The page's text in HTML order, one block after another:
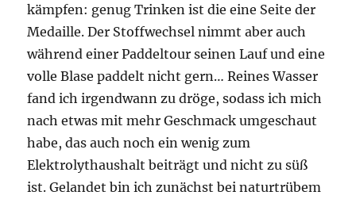
kämpfen: genug Trinken ist die eine Seite der
Medaille. Der Stoffwechsel nimmt aber auch
während einer Paddeltour seinen Lauf und eine
volle Blase paddelt nicht gern… Reines Wasser
fand ich irgendwann zu dröge, sodass ich mich
nach etwas mit mehr Geschmack umgeschaut
habe, das auch noch ein wenig zum
Elektrolythaushalt beiträgt und nicht zu süß
ist. Gelandet bin ich zunächst bei naturtrübem